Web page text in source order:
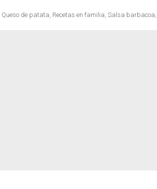
Queso de patata, Recetas en familia, Salsa barbacoa,